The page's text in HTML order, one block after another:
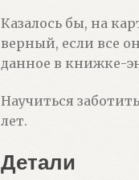
Казалось бы, на
верный, если все
данное в книжке-
Научиться
лет.
Детали